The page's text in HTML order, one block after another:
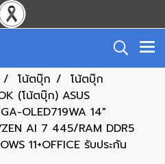
โน้ตบุ๊ก
โน้ตบุ๊ก
(โน้ตบุ๊ก) ASUS
OLED719WA 14"
AI 7 445/RAM DDR5
11+OFFICE รับประกัน